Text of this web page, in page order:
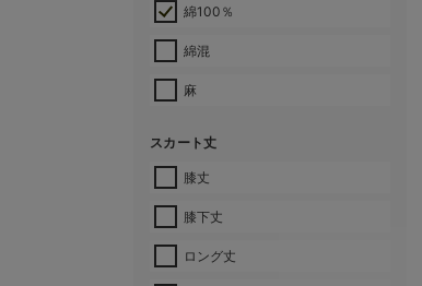
綿100％
綿混
麻
スカート丈
膝丈
膝下丈
ロング丈